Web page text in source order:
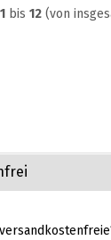
1bis 12(von